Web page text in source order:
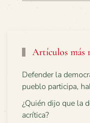
Artículos más
Defender la
pueblo participa,
¿Quién dijo que la
acrítica?